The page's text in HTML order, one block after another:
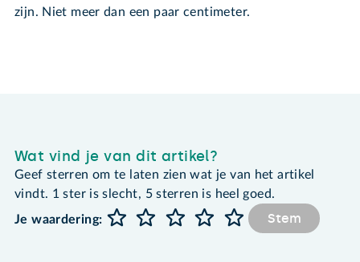
zijn. Niet meer dan een paar centimeter.
Wat vind je van dit artikel?
Geef sterren om te laten zien wat je van het artikel
vindt. 1 ster is slecht, 5 sterren is heel goed.
Je waardering:
Stem